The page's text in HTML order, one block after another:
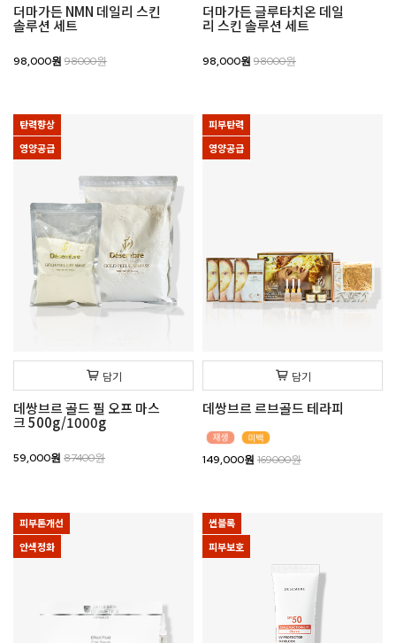
더마가든 NMN 데일리 스킨
솔루션 세트
98,000원 98000원
더마가든 글루타치온 데일
리 스킨 솔루션 세트
98,000원 98000원
탄력향상
영양공급
담기
데쌍브르 골드 필 오프 마스
크 500g/1000g
59,000원 87400원
피부탄력
영양공급
담기
데쌍브르 르브골드 테라피
149,000원 169000원
피부톤개선
안색정화
썬블록
피부보호